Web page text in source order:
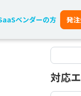
ベンダーの方 発
対応